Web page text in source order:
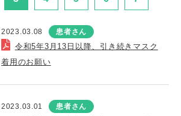
2023.03.08 患者さん
令和5年3月13日以降、引き続きマスク
着用のお願い
2023.03.01 患者さん